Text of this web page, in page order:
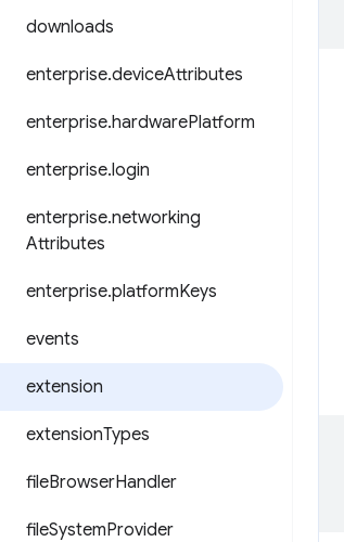
downloads
enterprise.deviceAttributes
enterprise.hardwarePlatform
enterprise.login
enterprise.networking
Attributes
enterprise.platformKeys
events
extension
extensionTypes
fileBrowserHandler
fileSystemProvider